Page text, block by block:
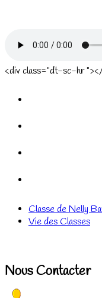
<div class="dt-sc-hr
Classe de Nelly
Vie des Classes
Nous Contacter